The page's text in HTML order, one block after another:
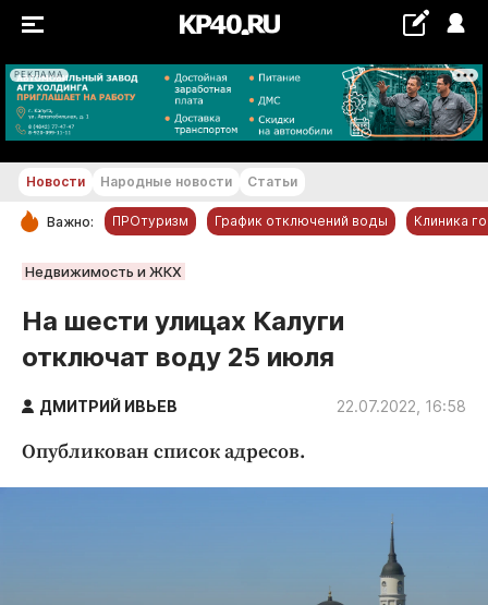
РЕКЛАМА
+26...+27 °С
РУБРИКИ
Новости компаний
Статьи
Народные новости
Новости Народные новости Статьи
Важно: ПРОтуризм График отключений воды Клиника
Недвижимость и ЖКХ
На шести улицах Калуги
отключат воду 25 июля
ДМИТРИЙ ИВЬЕВ 22.07.2022, 16:58
Опубликован список адресов.